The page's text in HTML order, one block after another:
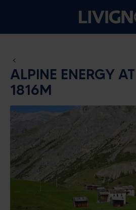
ALPINE ENERGY AT
1816M